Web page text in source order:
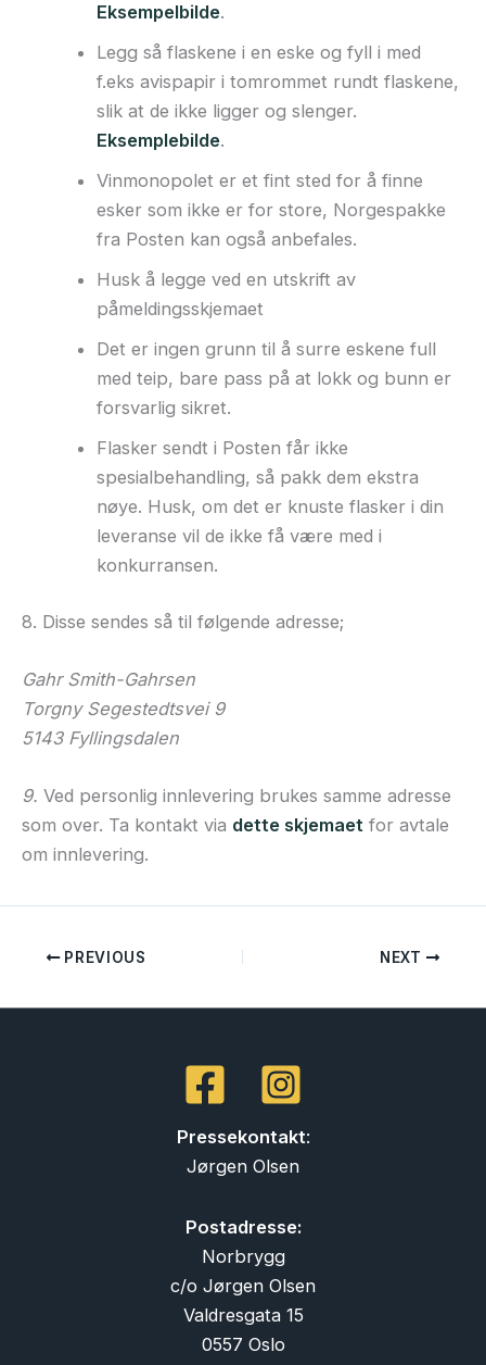
Eksempelbilde.
Legg så flaskene i en eske og fyll i med
f.eks avispapir i tomrommet rundt flaskene,
slik at de ikke ligger og slenger.
Eksemplebilde.
Vinmonopolet er et fint sted for å finne
esker som ikke er for store, Norgespakke
fra Posten kan også anbefales.
Husk å legge ved en utskrift av
påmeldingsskjemaet
Det er ingen grunn til å surre eskene full
med teip, bare pass på at lokk og bunn er
forsvarlig sikret.
Flasker sendt i Posten får ikke
spesialbehandling, så pakk dem ekstra
nøye. Husk, om det er knuste flasker i din
leveranse vil de ikke få være med i
konkurransen.
8. Disse sendes så til følgende adresse;
Gahr Smith-Gahrsen
Torgny Segestedtsvei 9
5143 Fyllingsdalen
9. Ved personlig innlevering brukes samme adresse
som over. Ta kontakt via dette skjemaet for avtale
om innlevering.
PREVIOUS NEXT
Pressekontakt:
Jørgen Olsen
Postadresse:
Norbrygg
c/o Jørgen Olsen
Valdresgata 15
0557 Oslo